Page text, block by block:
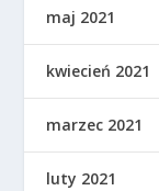
maj 2021
kwiecień 2021
marzec 2021
luty 2021